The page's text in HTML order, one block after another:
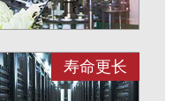
寿命更长